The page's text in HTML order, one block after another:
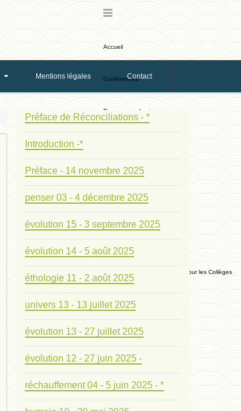
Mentions légales Contact
Accueil
Conférences
Ressources de vie
Ethologie Evolutive
Manuel Universel d'Ethologie pour les Collèges
Journal
Liens
Préface de Réconciliations - *
Introduction -*
Préface - 14 novembre 2025
penser 03 - 4 décembre 2025
évolution 15 - 3 septembre 2025
évolution 14 - 5 août 2025
éthologie 11 - 2 août 2025
univers 13 - 13 juillet 2025
évolution 13 - 27 juillet 2025
évolution 12 - 27 juin 2025 -
réchauffement 04 - 5 juin 2025 - *